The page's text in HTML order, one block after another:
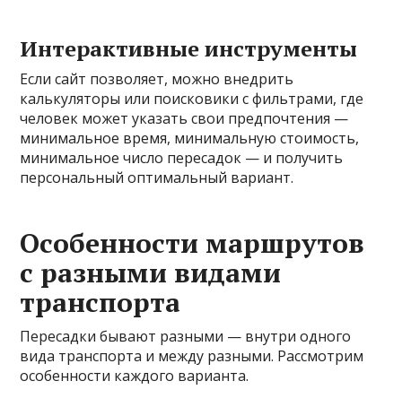
Интерактивные инструменты
Если сайт позволяет, можно внедрить
калькуляторы или поисковики с фильтрами, где
человек может указать свои предпочтения —
минимальное время, минимальную стоимость,
минимальное число пересадок — и получить
персональный оптимальный вариант.
Особенности маршрутов
с разными видами
транспорта
Пересадки бывают разными — внутри одного
вида транспорта и между разными. Рассмотрим
особенности каждого варианта.